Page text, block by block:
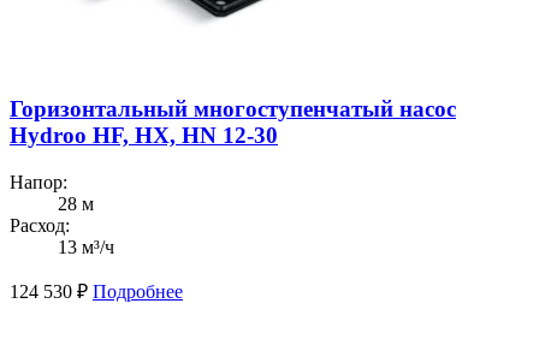
Горизонтальный многоступенчатый насос
Hydroo HF, HX, HN 12-30
Напор:
28 м
Расход:
13 м³/ч
124 530 ₽ Подробнее